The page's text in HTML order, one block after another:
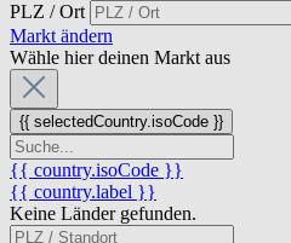
PLZ / Ort
Markt ändern
Wähle hier deinen Markt aus
{{ selectedCountry.isoCode }}
{{ country.isoCode }}
{{ country.label }}
Keine Länder gefunden.